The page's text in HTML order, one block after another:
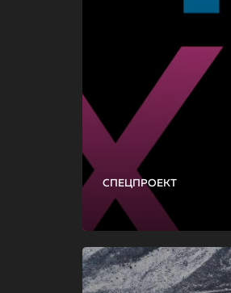
СПЕЦПРОЕКТ